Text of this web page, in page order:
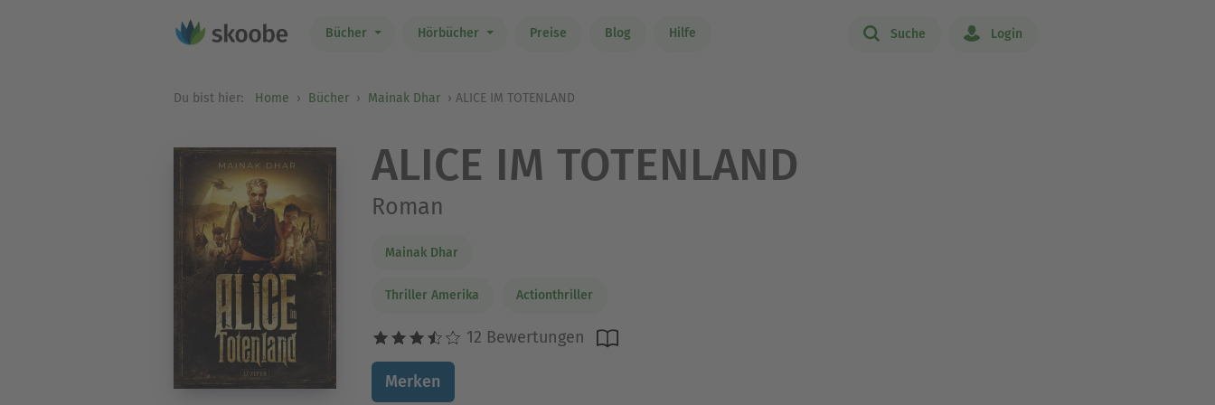
Bücher Hörbücher Preise Blog Hilfe Suche Login
Du bist hier: Home Bücher Mainak Dhar ALICE IM TOTENLAND
ALICE IM TOTENLAND
Roman
Mainak Dhar
Thriller Amerika Actionthriller
12 Bewertungen
Merken